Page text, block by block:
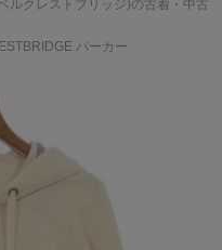
ルクレストブリッジ)の古着・中古
パーカー